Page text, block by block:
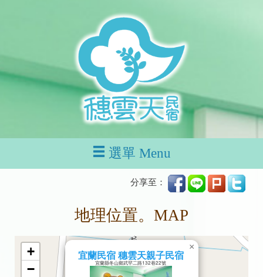
選單 Menu
分享至：
地理位置。MAP
宜蘭民宿 穗雲天親子民宿
宜蘭縣冬山鄉武罕二路132巷22號
×
+
−